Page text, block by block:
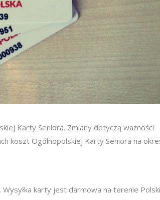
Karty Seniora. Zmiany dotyczą ważności
koszt Ogólnopolskiej Karty Seniora na
karty jest darmowa na terenie